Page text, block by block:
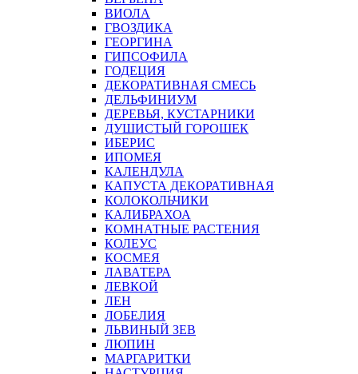
ВИОЛА
ГВОЗДИКА
ГЕОРГИНА
ГИПСОФИЛА
ГОДЕЦИЯ
ДЕКОРАТИВНАЯ СМЕСЬ
ДЕЛЬФИНИУМ
ДЕРЕВЬЯ, КУСТАРНИКИ
ДУШИСТЫЙ ГОРОШЕК
ИБЕРИС
ИПОМЕЯ
КАЛЕНДУЛА
КАПУСТА ДЕКОРАТИВНАЯ
КОЛОКОЛЬЧИКИ
КАЛИБРАХОА
КОМНАТНЫЕ РАСТЕНИЯ
КОЛЕУС
КОСМЕЯ
ЛАВАТЕРА
ЛЕВКОЙ
ЛЕН
ЛОБЕЛИЯ
ЛЬВИНЫЙ ЗЕВ
ЛЮПИН
МАРГАРИТКИ